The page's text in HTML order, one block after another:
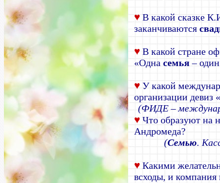
♥ В какой сказке
заканчиваются
♥ В какой стране
«Однасемья –
♥ У какой
организации девиз
(ФИДЕ –
♥ Что образуют на
Андромеда?
(Семью.
♥ Какими
всходы, и